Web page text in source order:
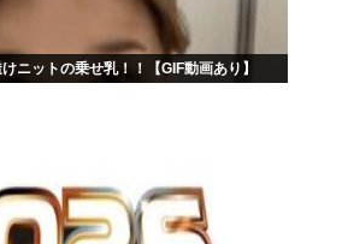
ニットの乗せ乳！！【GIF動画あり】